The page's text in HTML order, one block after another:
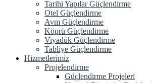
Tarihi Yapılar Güçlendirme
Otel Güçlendirme
Avm Güçlendirme
Köprü Güçlendirme
Viyadük Güçlendirme
Tabliye Güçlendirme
Hizmetlerimiz
Projelendirme
Güçlendirme Projeleri